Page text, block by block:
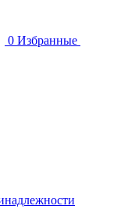
0 Избранные